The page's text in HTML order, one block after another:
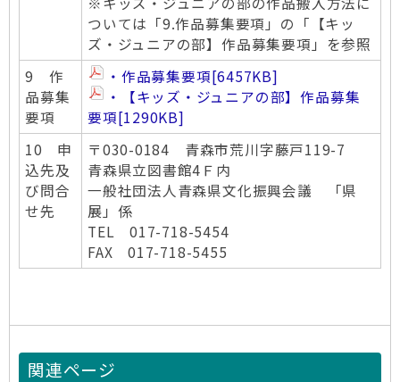
ついては「9.作品募集要項」の「【キッ
ズ・ジュニアの部】作品募集要項」を参照
9 作
品募集
要項
・作品募集要項[6457KB]
・【キッズ・ジュニアの部】作品募集
要項[1290KB]
10 申
込先及
び問合
せ先
〒030-0184 青森市荒川字藤戸119-7
青森県立図書館4Ｆ内
一般社団法人青森県文化振興会議 「県
展」係
TEL 017-718-5454
FAX 017-718-5455
関連ページ